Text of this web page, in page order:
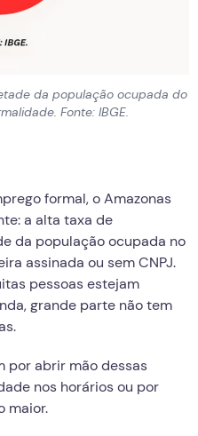
da população ocupada do
Fonte: IBGE.
formal, o Amazonas
a alta taxa de
da população ocupada no
assinada ou sem CNPJ.
pessoas estejam
grande parte não tem
por abrir mão dessas
nos horários ou por
maior.